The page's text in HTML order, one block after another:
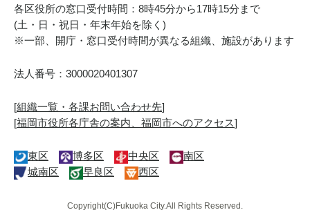
各区役所の窓口受付時間：8時45分から17時15分まで
(土・日・祝日・年末年始を除く)
※一部、開庁・窓口受付時間が異なる組織、施設があります
法人番号：3000020401307
[組織一覧・各課お問い合わせ先]
[福岡市役所各庁舎の案内、福岡市へのアクセス]
東区 博多区 中央区
南区
城南区
早良区 西区
Copyright(C)Fukuoka City.All Rights Reserved.